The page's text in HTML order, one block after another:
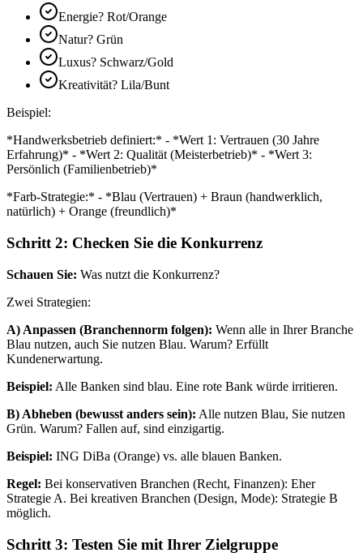
Energie? Rot/Orange
Natur? Grün
Luxus? Schwarz/Gold
Kreativität? Lila/Bunt
Beispiel:
*Handwerksbetrieb definiert:* - *Wert 1: Vertrauen (30 Jahre
Erfahrung)* - *Wert 2: Qualität (Meisterbetrieb)* - *Wert 3:
Persönlich (Familienbetrieb)*
*Farb-Strategie:* - *Blau (Vertrauen) + Braun (handwerklich,
natürlich) + Orange (freundlich)*
Schritt 2: Checken Sie die Konkurrenz
Schauen Sie: Was nutzt die Konkurrenz?
Zwei Strategien:
A) Anpassen (Branchennorm folgen): Wenn alle in Ihrer Branche
Blau nutzen, auch Sie nutzen Blau. Warum? Erfüllt
Kundenerwartung.
Beispiel: Alle Banken sind blau. Eine rote Bank würde irritieren.
B) Abheben (bewusst anders sein): Alle nutzen Blau, Sie nutzen
Grün. Warum? Fallen auf, sind einzigartig.
Beispiel: ING DiBa (Orange) vs. alle blauen Banken.
Regel: Bei konservativen Branchen (Recht, Finanzen): Eher
Strategie A. Bei kreativen Branchen (Design, Mode): Strategie B
möglich.
Schritt 3: Testen Sie mit Ihrer Zielgruppe